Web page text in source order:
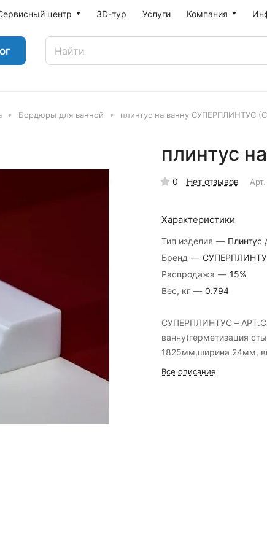
центр 3D-тур Услуги Компания
Бордюры для ванной плинтус на ванну СУПЕРПЛИНТУС
плинтус
0 Нет отзывов Арт.
Характеристики
Тип изделия — Плинтус
Бренд —
Распродажа — 15%
Вес, кг — 0.794
СУПЕРПЛИНТУС –
ванну(герметизация
1825мм,ширина 24мм,
Все описание